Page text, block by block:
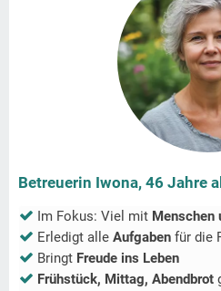
Betreuerin Iwona, 46 Jahre
Im Fokus: Viel mit Menschen
Erledigt alle Aufgaben für die
Bringt Freude ins Leben
Frühstück, Mittag, Abendbrot